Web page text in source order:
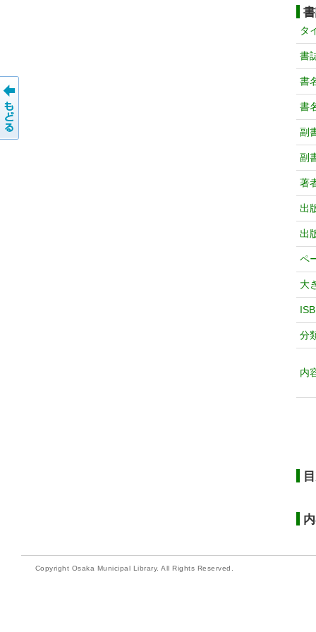
タ
書
書
書
副
副
著
出
出
ペ
大
分
内
Copyright Osaka Municipal Library. All Rights Reserved.